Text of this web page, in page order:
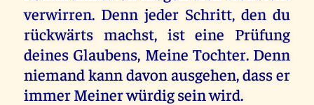
verwirren. Denn jeder Schritt, den du
rückwärts machst, ist eine Prüfung
deines Glaubens, Meine Tochter. Denn
niemand kann davon ausgehen, dass er
immer Meiner würdig sein wird.